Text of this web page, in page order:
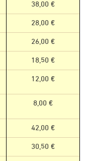
38,00 €
28,00 €
26,00 €
18,50 €
12,00 €
8,00 €
42,00 €
30,50 €